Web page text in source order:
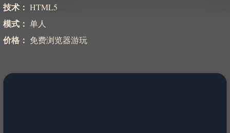
技术： HTML5
模式： 单人
价格： 免费浏览器游玩